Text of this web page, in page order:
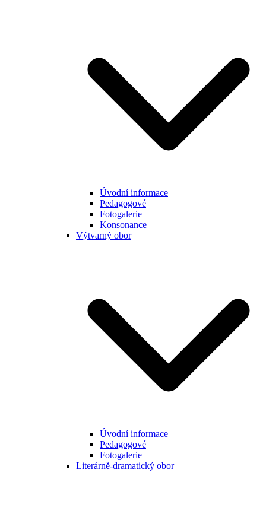
Úvodní informace
Pedagogové
Fotogalerie
Konsonance
Výtvarný obor
Úvodní informace
Pedagogové
Fotogalerie
Literárně-dramatický obor